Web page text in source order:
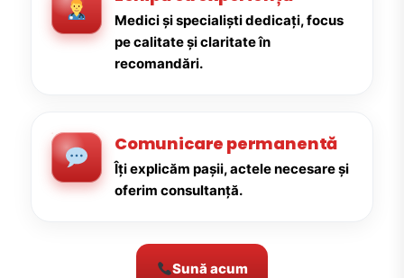
Medici și specialiști dedicați, focus
pe calitate și claritate în
recomandări.
Comunicare permanentă
Îți explicăm pașii, actele necesare și
oferim consultanță.
Sună acum